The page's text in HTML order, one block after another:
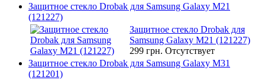
Защитное стекло Drobak для Samsung Galaxy М21
(121227)
Защитное стекло Drobak для
Samsung Galaxy М21 (121227)
299 грн. Отсутствует
Защитное стекло Drobak для Samsung Galaxy М31
(121201)